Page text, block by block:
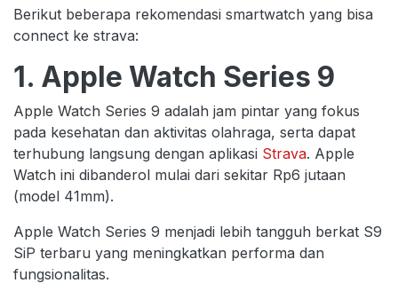
Berikut beberapa rekomendasi smartwatch yang bisa
connect ke strava:
1. Apple Watch Series 9
Apple Watch Series 9 adalah jam pintar yang fokus
pada kesehatan dan aktivitas olahraga, serta dapat
terhubung langsung dengan aplikasi Strava. Apple
Watch ini dibanderol mulai dari sekitar Rp6 jutaan
(model 41mm).
Apple Watch Series 9 menjadi lebih tangguh berkat S9
SiP terbaru yang meningkatkan performa dan
fungsionalitas.